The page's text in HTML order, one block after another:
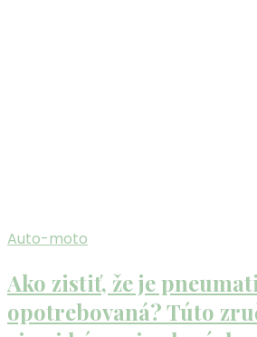
Auto-moto
Ako zistiť, že je
opotrebovaná? Túto